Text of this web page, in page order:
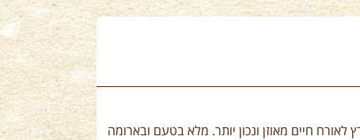
חיים מאוזן ונכון יותר. מלא בטעם ובארומה